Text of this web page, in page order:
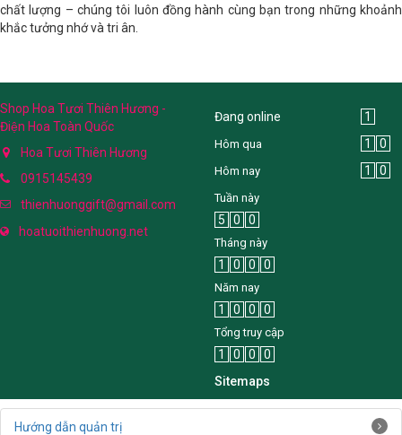
chất lượng – chúng tôi luôn đồng hành cùng bạn trong những khoảnh
khắc tưởng nhớ và tri ân.
Shop Hoa Tươi Thiên Hương -
Điện Hoa Toàn Quốc
Hoa Tươi Thiên Hương
0915145439
thienhuonggift@gmail.com
hoatuoithienhuong.net
Đang online 1
Hôm qua 1 0
Hôm nay 1 0
Tuần này
5 0 0
Tháng này
1 0 0 0
Năm nay
1 0 0 0
Tổng truy cập
1 0 0
0
Sitemaps
Hướng dẫn quản trị